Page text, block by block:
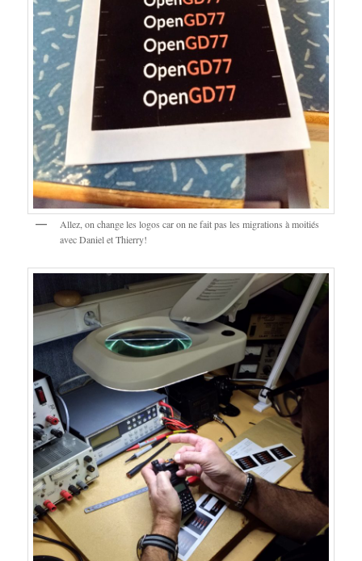
Allez, on change les logos car on ne fait pas les migrations à moitiés
avec Daniel et Thierry!